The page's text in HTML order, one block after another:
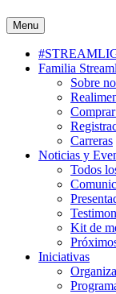
Menu
Familia
Sobre
Carreras
Noticias y
Todos
Kit de
Iniciativas